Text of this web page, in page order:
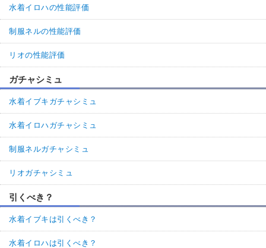
水着イロハの性能評価
制服ネルの性能評価
リオの性能評価
ガチャシミュ
水着イブキガチャシミュ
水着イロハガチャシミュ
制服ネルガチャシミュ
リオガチャシミュ
引くべき？
水着イブキは引くべき？
水着イロハは引くべき？